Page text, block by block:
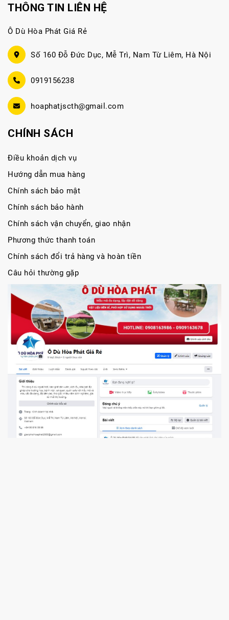
THÔNG TIN LIÊN HỆ
Ô Dù Hòa Phát Giá Rẻ
Số 160 Đỗ Đức Dục, Mễ Trì, Nam Từ Liêm, Hà Nội
0919156238
hoaphatjscth@gmail.com
CHÍNH SÁCH
Điều khoản dịch vụ
Hướng dẫn mua hàng
Chính sách bảo mật
Chính sách bảo hành
Chính sách vận chuyển, giao nhận
Phương thức thanh toán
Chính sách đổi trả hàng và hoàn tiền
Câu hỏi thường gặp